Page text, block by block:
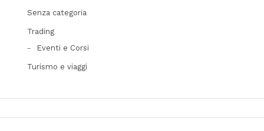
Senza categoria
Trading
Eventi e Corsi
Turismo e viaggi